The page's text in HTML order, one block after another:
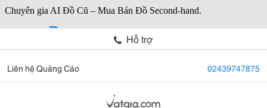
Hỗ trợ
Liên hệ Quảng Cáo 02439747875